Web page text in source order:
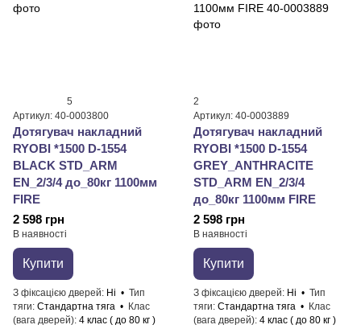
5
Артикул: 40-0003800
Дотягувач накладний
RYOBI *1500 D-1554
BLACK STD_ARM
EN_2/3/4 до_80кг 1100мм
FIRE
2 598 грн
В наявності
Купити
З фіксацією дверей Ні
Тип
тяги Стандартна тяга
Клас
(вага дверей) 4 клас ( до 80 кг )
2
Артикул: 40-0003889
Дотягувач накладний
RYOBI *1500 D-1554
GREY_ANTHRACITE
STD_ARM EN_2/3/4
до_80кг 1100мм FIRE
2 598 грн
В наявності
Купити
З фіксацією дверей Ні
Тип
тяги Стандартна тяга
Клас
(вага дверей) 4 клас ( до 80 кг )